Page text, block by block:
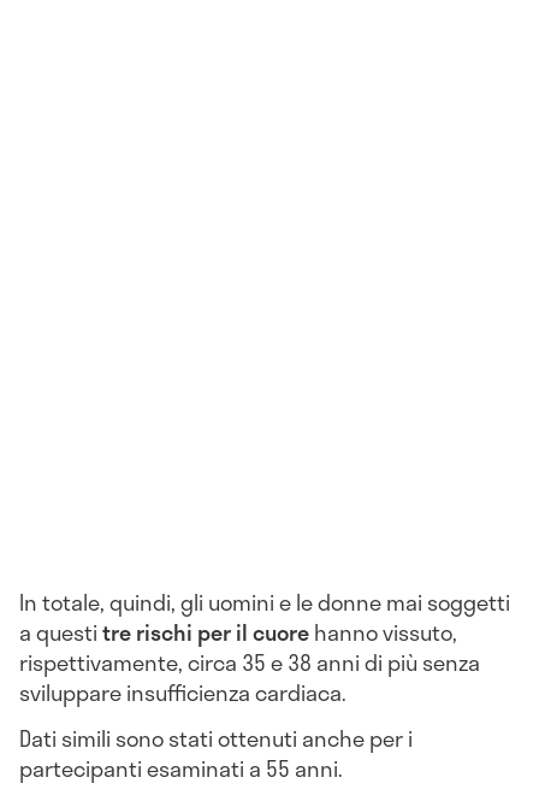
In totale, quindi, gli uomini e le donne mai soggetti
a questitre rischi per il cuorehanno vissuto,
rispettivamente, circa 35 e 38 anni di più senza
sviluppare insufficienza cardiaca.
Dati simili sono stati ottenuti anche per i
partecipanti esaminati a 55 anni.